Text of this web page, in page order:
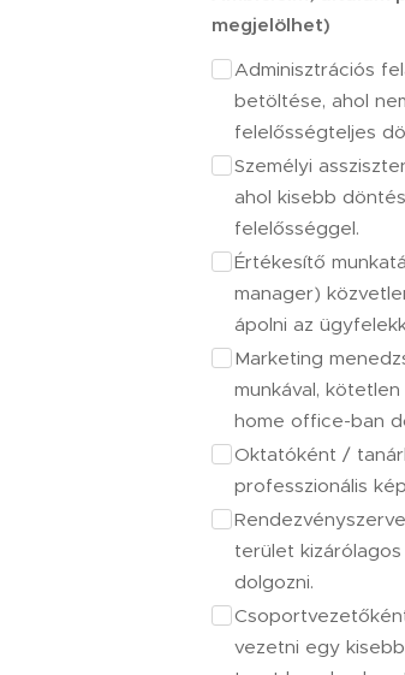
megjelölhet)
Adminisztrációs
betöltése, ahol
felelősségteljes
Személyi
ahol kisebb
felelősséggel.
Értékesítő
manager)
ápolni az
Marketing
munkával,
home office-ban
Oktatóként /
professzionális
terület
dolgozni.
vezetni egy